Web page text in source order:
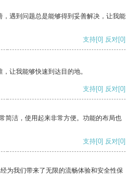
，遇到问题总是能够得到妥善解决，让我能
支持[0] 反对[0]
让我能够快速到达目的地。
支持[0] 反对[0]
简洁，使用起来非常方便。功能的布局也
支持[0] 反对[0]
为我们带来了无限的流畅体验和安全性保